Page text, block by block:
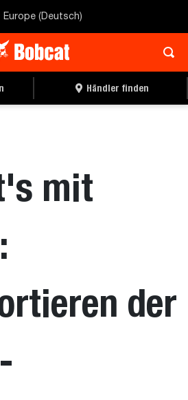
Europe (Deutsch)
Händler finden
mit
der